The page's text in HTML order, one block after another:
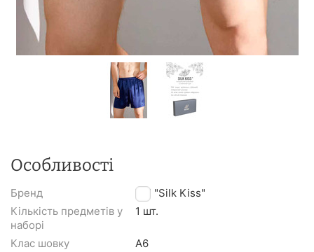
Особливості
Бренд
TM "Silk Kiss"
Кількість предметів у
наборі
1 шт.
Клас шовку
A6